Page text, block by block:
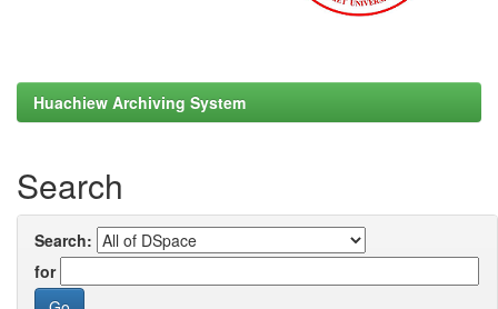
Huachiew Archiving System
Search
Search:
for